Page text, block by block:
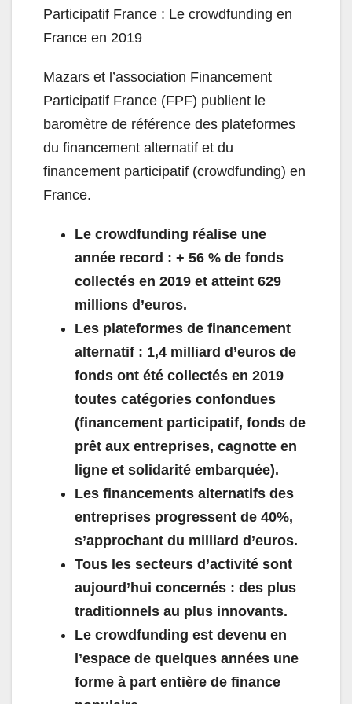
Participatif France : Le crowdfunding en
France en 2019
Mazars et l’association Financement
Participatif France (FPF) publient le
baromètre de référence des plateformes
du financement alternatif et du
financement participatif (crowdfunding) en
France.
Le crowdfunding réalise une
année record : + 56 % de fonds
collectés en 2019 et atteint 629
millions d’euros.
Les plateformes de financement
alternatif : 1,4 milliard d’euros de
fonds ont été collectés en 2019
toutes catégories confondues
(financement participatif, fonds de
prêt aux entreprises, cagnotte en
ligne et solidarité embarquée).
Les financements alternatifs des
entreprises progressent de 40%,
s’approchant du milliard d’euros.
Tous les secteurs d’activité sont
aujourd’hui concernés : des plus
traditionnels au plus innovants.
Le crowdfunding est devenu en
l’espace de quelques années une
forme à part entière de finance